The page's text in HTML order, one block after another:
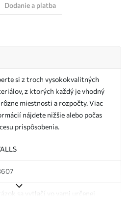
Dodanie a platba
si z troch vysokokvalitných
z ktorých každý je vhodný
miestnosti a rozpočty. Viac
nájdete nižšie alebo počas
prispôsobenia.
sa vytlačí vo vami určenej